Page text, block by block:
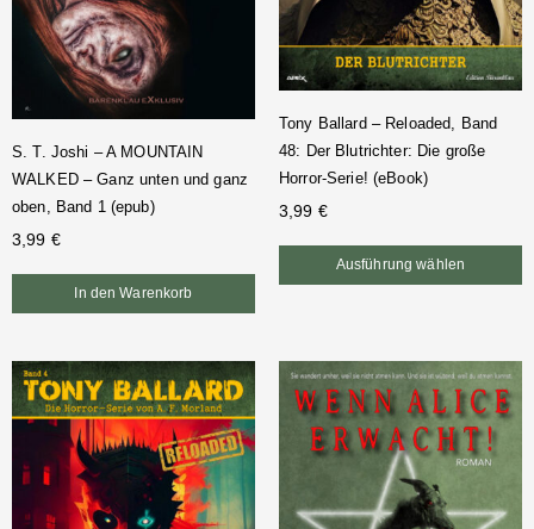
S. T. Joshi – A MOUNTAIN
WALKED – Ganz unten und ganz
oben, Band 1 (epub)
3,99 €
In den Warenkorb
Tony Ballard – Reloaded, Band
48: Der Blutrichter: Die große
Horror-Serie! (eBook)
3,99 €
Ausführung wählen